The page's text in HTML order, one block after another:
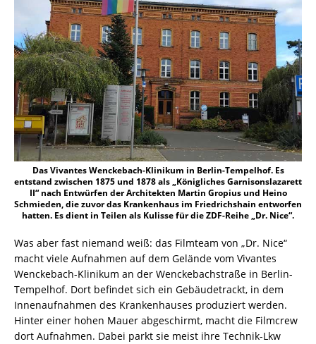
Das Vivantes Wenckebach-Klinikum in Berlin-Tempelhof. Es
entstand zwischen 1875 und 1878 als „Königliches Garnisonslazarett
II“ nach Entwürfen der Architekten Martin Gropius und Heino
Schmieden, die zuvor das Krankenhaus im Friedrichshain entworfen
hatten. Es dient in Teilen als Kulisse für die ZDF-Reihe „Dr. Nice“.
Was aber fast niemand weiß: das Filmteam von „Dr. Nice“
macht viele Aufnahmen auf dem Gelände vom Vivantes
Wenckebach-Klinikum an der Wenckebachstraße in Berlin-
Tempelhof. Dort befindet sich ein Gebäudetrackt, in dem
Innenaufnahmen des Krankenhauses produziert werden.
Hinter einer hohen Mauer abgeschirmt, macht die Filmcrew
dort Aufnahmen. Dabei parkt sie meist ihre Technik-Lkw